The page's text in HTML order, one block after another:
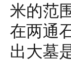
米的范
在两通
出大墓